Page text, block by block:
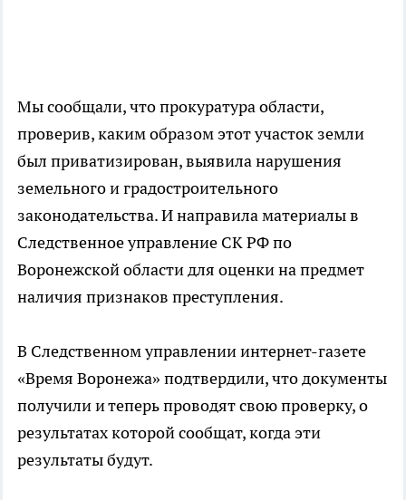
Мы сообщали, что прокуратура области,
проверив, каким образом этот участок земли
был приватизирован, выявила нарушения
земельного и градостроительного
законодательства. И направила материалы в
Следственное управление СК РФ по
Воронежской области для оценки на предмет
наличия признаков преступления.
В Следственном управлении интернет-газете
«Время Воронежа» подтвердили, что документы
получили и теперь проводят свою проверку, о
результатах которой сообщат, когда эти
результаты будут.